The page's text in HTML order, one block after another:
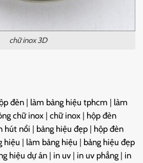
chữ inox 3D
đèn | làm bảng hiệu tphcm | làm
chữ inox | chữ inox | hộp đèn
hút nổi | bảng hiệu đẹp | hộp đèn
hiệu | làm bảng hiệu | bảng hiệu đẹp
hiệu dự án | in uv | in uv phẳng | in